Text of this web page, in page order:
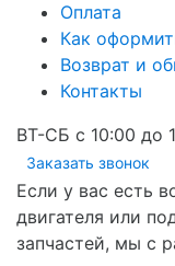
Оплата
Как
Возврат и
Контакты
ВТ-СБ с 10:00 до
Заказать звонок
Если у вас есть
двигателя или
запчастей, мы с